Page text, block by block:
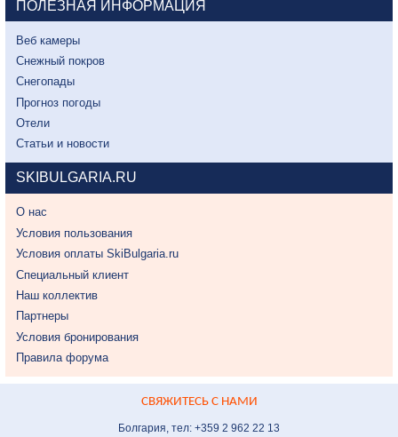
ПОЛЕЗНАЯ ИНФОРМАЦИЯ
Веб камеры
Снежный покров
Снегопады
Прогноз погоды
Отели
Статьи и новости
SKIBULGARIA.RU
О нас
Условия пользования
Условия оплаты SkiBulgaria.ru
Специальный клиент
Наш коллектив
Партнеры
Условия бронирования
Правила форума
СВЯЖИТЕСЬ С НАМИ
Болгария, тел: +359 2 962 22 13